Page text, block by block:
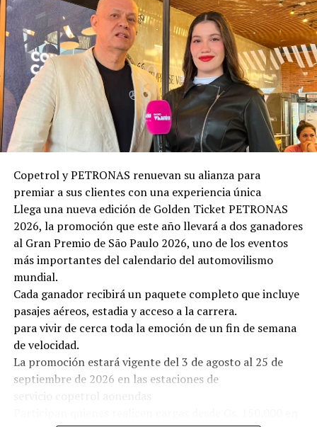
Copetrol y PETRONAS renuevan su alianza para
premiar a sus clientes con una experiencia única
Llega una nueva edición de Golden Ticket PETRONAS
2026, la promoción que este año llevará a dos ganadores
al Gran Premio de São Paulo 2026, uno de los eventos
más importantes del calendario del automovilismo
mundial.
Cada ganador recibirá un paquete completo que incluye
pasajes aéreos, estadia y acceso a la carrera.
para vivir de cerca toda la emoción de un fin de semana
de velocidad.
La promoción estará vigente del 3 de agosto al 25 de
septiembre de 2026 en las estaciones de